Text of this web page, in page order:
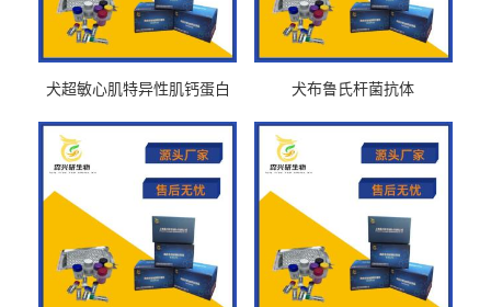
犬超敏心肌特异性肌钙蛋白
犬布鲁氏杆菌抗体